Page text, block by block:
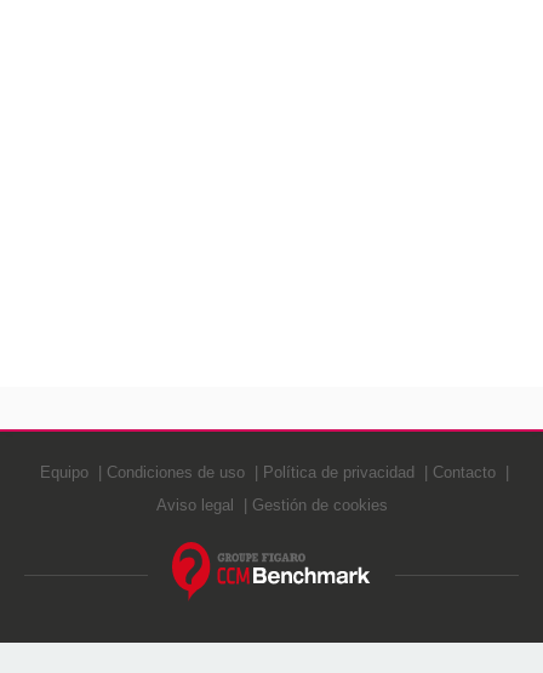
Equipo Condiciones de uso Política de privacidad
Contacto
Aviso legal
Gestión de cookies